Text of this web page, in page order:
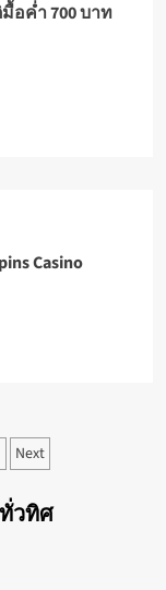
อค่ำ 700 บาท
Casino
Next
วทิศ